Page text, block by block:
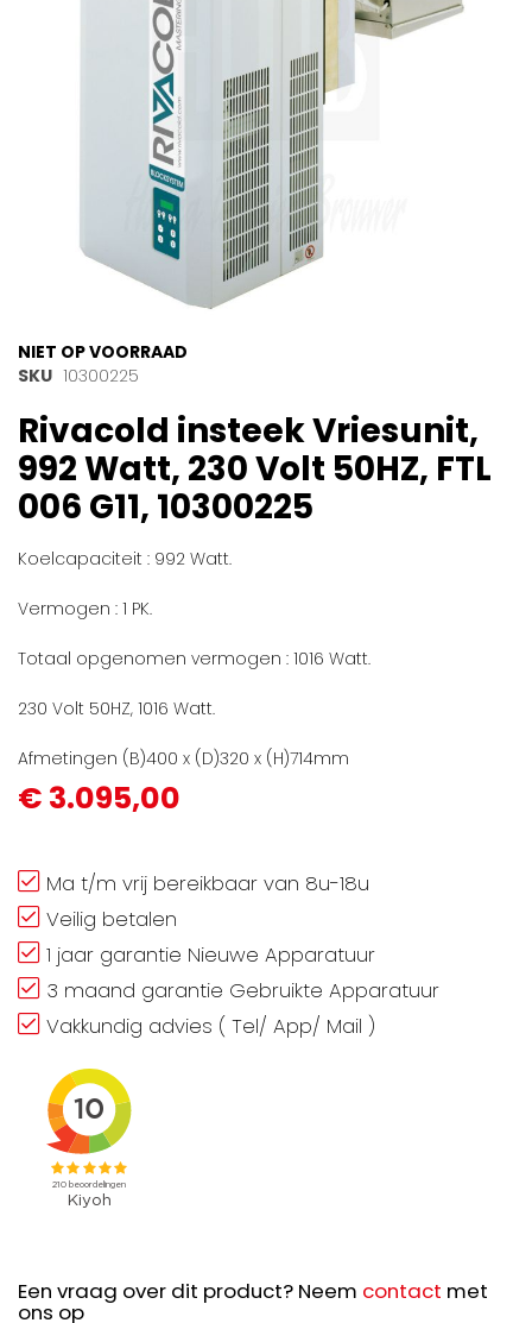
Ga
naar
begin
van
de
afbeeldingen-
gallerij
NIET OP VOORRAAD
SKU 10300225
Rivacold insteek Vriesunit,
992 Watt, 230 Volt 50HZ, FTL
006 G11, 10300225
Koelcapaciteit : 992 Watt.
Vermogen : 1 PK.
Totaal opgenomen vermogen : 1016 Watt.
230 Volt 50HZ, 1016 Watt.
Afmetingen (B)400 x (D)320 x (H)714mm
€ 3.095,00
Ma t/m vrij bereikbaar van 8u-18u
Veilig betalen
1 jaar garantie Nieuwe Apparatuur
3 maand garantie Gebruikte Apparatuur
Vakkundig advies ( Tel/ App/ Mail )
Een vraag over dit product? Neem contact met
ons op